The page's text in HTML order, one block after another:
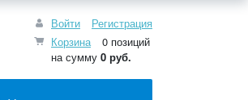
Войти
Регистрация
Корзина
0 позиций
на сумму 0 руб.